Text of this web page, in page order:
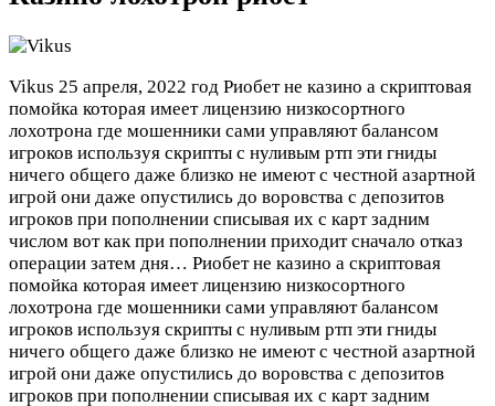
Vikus 25 апреля, 2022 год Риобет не казино а скриптовая
помойка которая имеет лицензию низкосортного
лохотрона где мошенники сами управляют балансом
игроков используя скрипты с нуливым ртп эти гниды
ничего общего даже близко не имеют с честной азартной
игрой они даже опустились до воровства с депозитов
игроков при пополнении списывая их с карт задним
числом вот как при пополнении приходит сначало отказ
операции затем дня… Риобет не казино а скриптовая
помойка которая имеет лицензию низкосортного
лохотрона где мошенники сами управляют балансом
игроков используя скрипты с нуливым ртп эти гниды
ничего общего даже близко не имеют с честной азартной
игрой они даже опустились до воровства с депозитов
игроков при пополнении списывая их с карт задним